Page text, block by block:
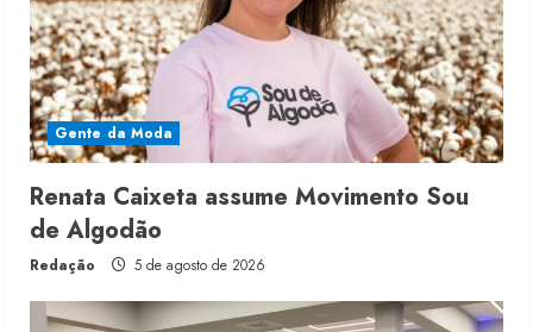
Gente da Moda
Renata Caixeta assume Movimento Sou
de Algodão
Redação 5 de agosto de 2026